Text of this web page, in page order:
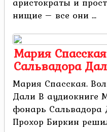
нищие – все они ...
Мария
Сальвадора
Мария Спасская.
Дали В аудиокниге
фонарь Сальвадора
Прохор Биркин